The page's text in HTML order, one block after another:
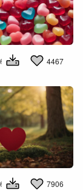
4467
7906